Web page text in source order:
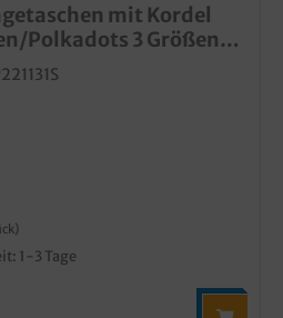
mit Kordel
Polkadots 3 Größen
1-3 Tage